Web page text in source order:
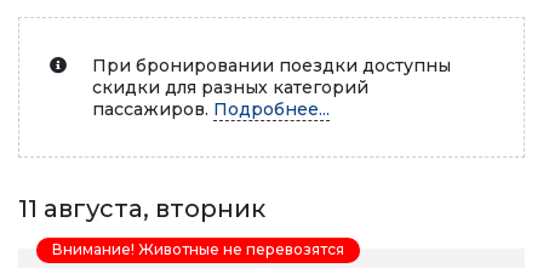
При бронировании поездки доступны
скидки для разных категорий
пассажиров. Подробнее...
11 августа, вторник
Внимание! Животные не перевозятся